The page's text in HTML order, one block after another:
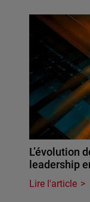
L’évolution
leadership
Lire l'article